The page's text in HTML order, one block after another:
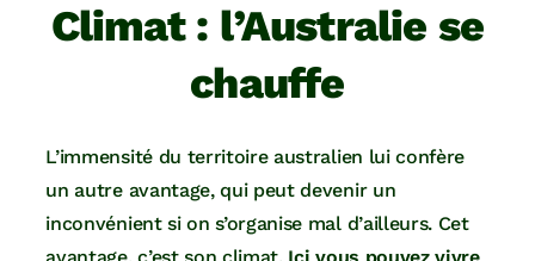
Climat : l’Australie se
chauffe
L’immensité du territoire australien lui confère
un autre avantage, qui peut devenir un
inconvénient si on s’organise mal d’ailleurs. Cet